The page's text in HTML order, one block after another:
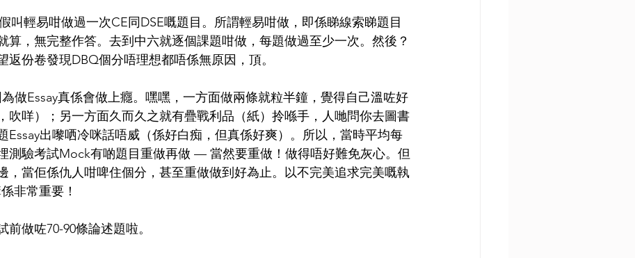
叫輕易咁做過一次CE同DSE嘅題目。所謂輕易咁做，即係睇線索睇題目
算，無完整作答。去到中六就逐個課題咁做，每題做過至少一次。然後？
返份卷發現DBQ個分唔理想都唔係無原因，頂。
做Essay真係會做上癮。嘿嘿，一方面做兩條就粒半鐘，覺得自己溫咗好
吹咩）；另一方面久而久之就有疊戰利品（紙）拎喺手，人哋問你去圖書
Essay出嚟哂冷咪話唔威（係好白痴，但真係好爽）。所以，當時平均每
測驗考試Mock有啲題目重做再做 — 當然要重做！做得唔好難免灰心。但
，當佢係仇人咁啤住個分，甚至重做做到好為止。以不完美追求完美嘅執
非常重要！
做咗70-90條論述題啦。